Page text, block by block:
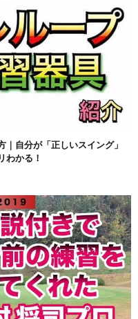
自分が「正しいスイング」
わかる！